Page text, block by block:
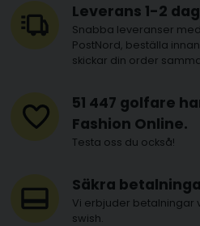
Leverans 1-2
Snabba leveranser
PostNord, beställa
skickar din order
51 447 golfare
Fashion Online.
Testa oss du också!
Säkra
Vi erbjuder betalningar
swish.